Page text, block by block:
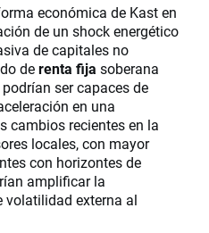
económica de Kast en
de un shock energético
de capitales no
derenta fija soberana
ser capaces de
en una
cambios recientes en la
locales, con mayor
con horizontes de
amplificar la
volatilidad externa al